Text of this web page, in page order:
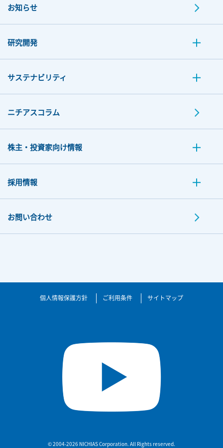
お知らせ
研究開発
サステナビリティ
ニチアスコラム
株主・投資家向け情報
採用情報
お問い合わせ
個人情報保護方針 ご利用条件 サイトマップ
© 2004-2026 NICHIAS Corporation. All Rights reserved.